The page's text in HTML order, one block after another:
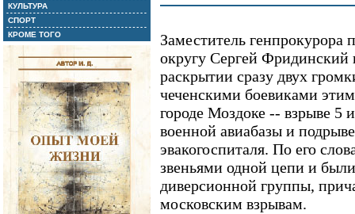
КУЛЬТУРА
СПОРТ
КРОМЕ ТОГО
Заместитель
округу Сергей Фридинский
раскрытии сразу двух
чеченскими боевиками
городе Моздоке -- взрыве 5
военной авиабазы и
эвакогоспиталя. По его
звеньями одной цепи и
диверсионной группы,
московским взрывам.